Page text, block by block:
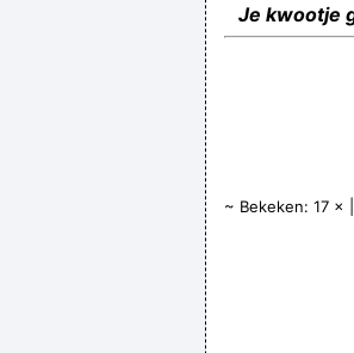
Je kwootje
~ Bekeken: 17 × |